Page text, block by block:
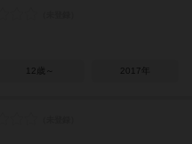
12歳～ 2017年